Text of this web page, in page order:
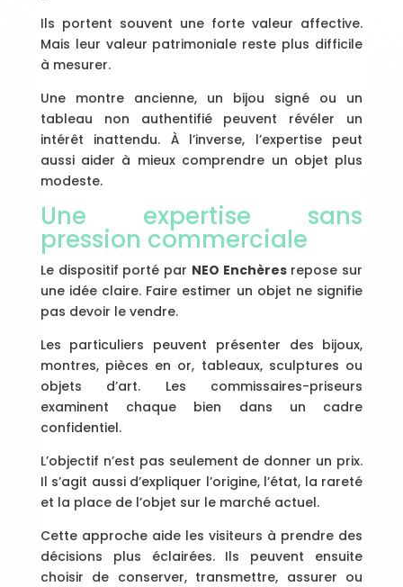
Ils portent souvent une forte valeur affective.
Mais leur valeur patrimoniale reste plus difficile
à mesurer.
Une montre ancienne, un bijou signé ou un
tableau non authentifié peuvent révéler un
intérêt inattendu. À l’inverse, l’expertise peut
aussi aider à mieux comprendre un objet plus
modeste.
Une expertise sans
pression commerciale
Le dispositif porté par NEO Enchèresrepose sur
une idée claire. Faire estimer un objet ne signifie
pas devoir le vendre.
Les particuliers peuvent présenter des bijoux,
montres, pièces en or, tableaux, sculptures ou
objets d’art. Les commissaires-priseurs
examinent chaque bien dans un cadre
confidentiel.
L’objectif n’est pas seulement de donner un prix.
Il s’agit aussi d’expliquer l’origine, l’état, la rareté
et la place de l’objet sur le marché actuel.
Cette approche aide les visiteurs à prendre des
décisions plus éclairées. Ils peuvent ensuite
choisir de conserver, transmettre, assurer ou